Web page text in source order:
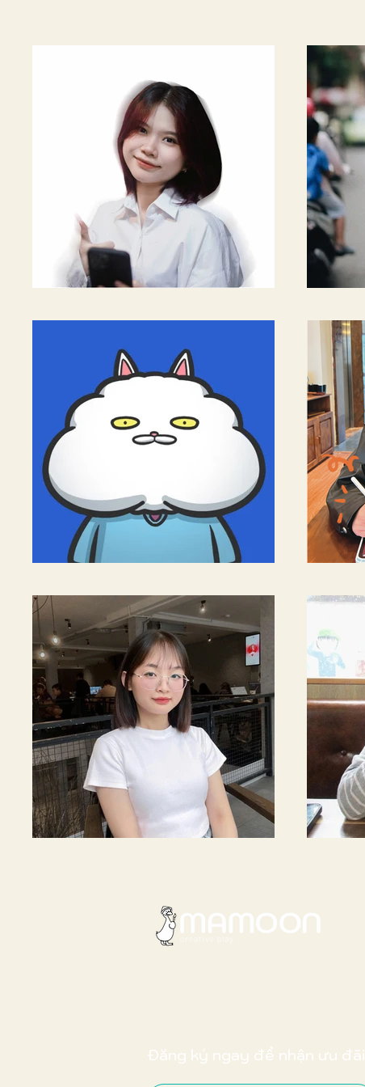
Đăng ký ngay để nhận ưu đãi